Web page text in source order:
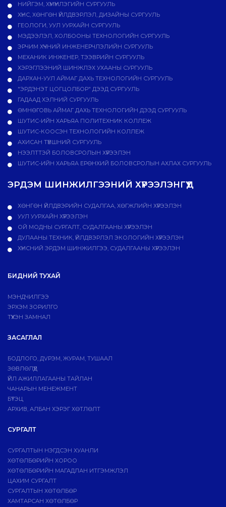
НИЙГЭМ, ХҮМҮҮНЛЭГИЙН СУРГУУЛЬ
ХҮНС, ХӨНГӨН ҮЙЛДВЭРЛЭЛ, ДИЗАЙНЫ СУРГУУЛЬ
ГЕОЛОГИ, УУЛ УУРХАЙН СУРГУУЛЬ
МЭДЭЭЛЭЛ, ХОЛБООНЫ ТЕХНОЛОГИЙН СУРГУУЛЬ
ЭРЧИМ ХҮЧНИЙ ИНЖЕНЕРЧЛЭЛИЙН СУРГУУЛЬ
МЕХАНИК ИНЖЕНЕР, ТЭЭВРИЙН СУРГУУЛЬ
ХЭРЭГЛЭЭНИЙ ШИНЖЛЭХ УХААНЫ СУРГУУЛЬ
ДАРХАН-УУЛ АЙМАГ ДАХЬ ТЕХНОЛОГИЙН СУРГУУЛЬ
"ЭРДЭНЭТ ЦОГЦОЛБОР" ДЭЭД СУРГУУЛЬ
ГАДААД ХЭЛНИЙ СУРГУУЛЬ
ӨМНӨГОВЬ АЙМАГ ДАХЬ ТЕХНОЛОГИЙН ДЭЭД СУРГУУЛЬ
ШУТИС-ИЙН ХАРЬЯА ПОЛИТЕХНИК КОЛЛЕЖ
ШУТИС-КООСЭН ТЕХНОЛОГИЙН КОЛЛЕЖ
АХИСАН ТҮВШНИЙ СУРГУУЛЬ
НЭЭЛТТЭЙ БОЛОВСРОЛЫН ХҮРЭЭЛЭН
ШУТИС-ИЙН ХАРЬЯА ЕРӨНХИЙ БОЛОВСРОЛЫН АХЛАХ СУРГУУЛЬ
ЭРДЭМ ШИНЖИЛГЭЭНИЙ ХҮРЭЭЛЭНГҮҮД
ХӨНГӨН ҮЙЛДВЭРИЙН СУДАЛГАА, ХӨГЖЛИЙН ХҮРЭЭЛЭН
УУЛ УУРХАЙН ХҮРЭЭЛЭН
ОЙ МОДНЫ СУРГАЛТ, СУДАЛГААНЫ ХҮРЭЭЛЭН
ДУЛААНЫ ТЕХНИК, ҮЙЛДВЭРЛЭЛ ЭКОЛОГИЙН ХҮРЭЭЛЭН
ХҮНСНИЙ ЭРДЭМ ШИНЖИЛГЭЭ, СУДАЛГААНЫ ХҮРЭЭЛЭН
БИДНИЙ ТУХАЙ
МЭНДЧИЛГЭЭ
ЭРХЭМ ЗОРИЛГО
ТҮҮХЭН ЗАМНАЛ
ЗАСАГЛАЛ
БОДЛОГО, ДVРЭМ, ЖУРАМ, ТУШААЛ
ЗӨВЛӨЛҮҮД
ҮЙЛ АЖИЛЛАГААНЫ ТАЙЛАН
ЧАНАРЫН МЕНЕЖМЕНТ
БҮТЭЦ
АРХИВ, АЛБАН ХЭРЭГ ХӨТЛӨЛТ
СУРГАЛТ
СУРГАЛТЫН НЭГДСЭН ХУАНЛИ
ХӨТӨЛБӨРИЙН ХОРОО
ХӨТӨЛБӨРИЙН МАГАДЛАН ИТГЭМЖЛЭЛ
ЦАХИМ СУРГАЛТ
СУРГАЛТЫН ХӨТӨЛБӨР
ХАМТАРСАН ХӨТӨЛБӨР